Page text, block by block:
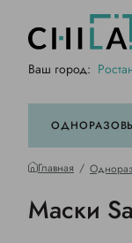
Ваш город:
Главная
Маски